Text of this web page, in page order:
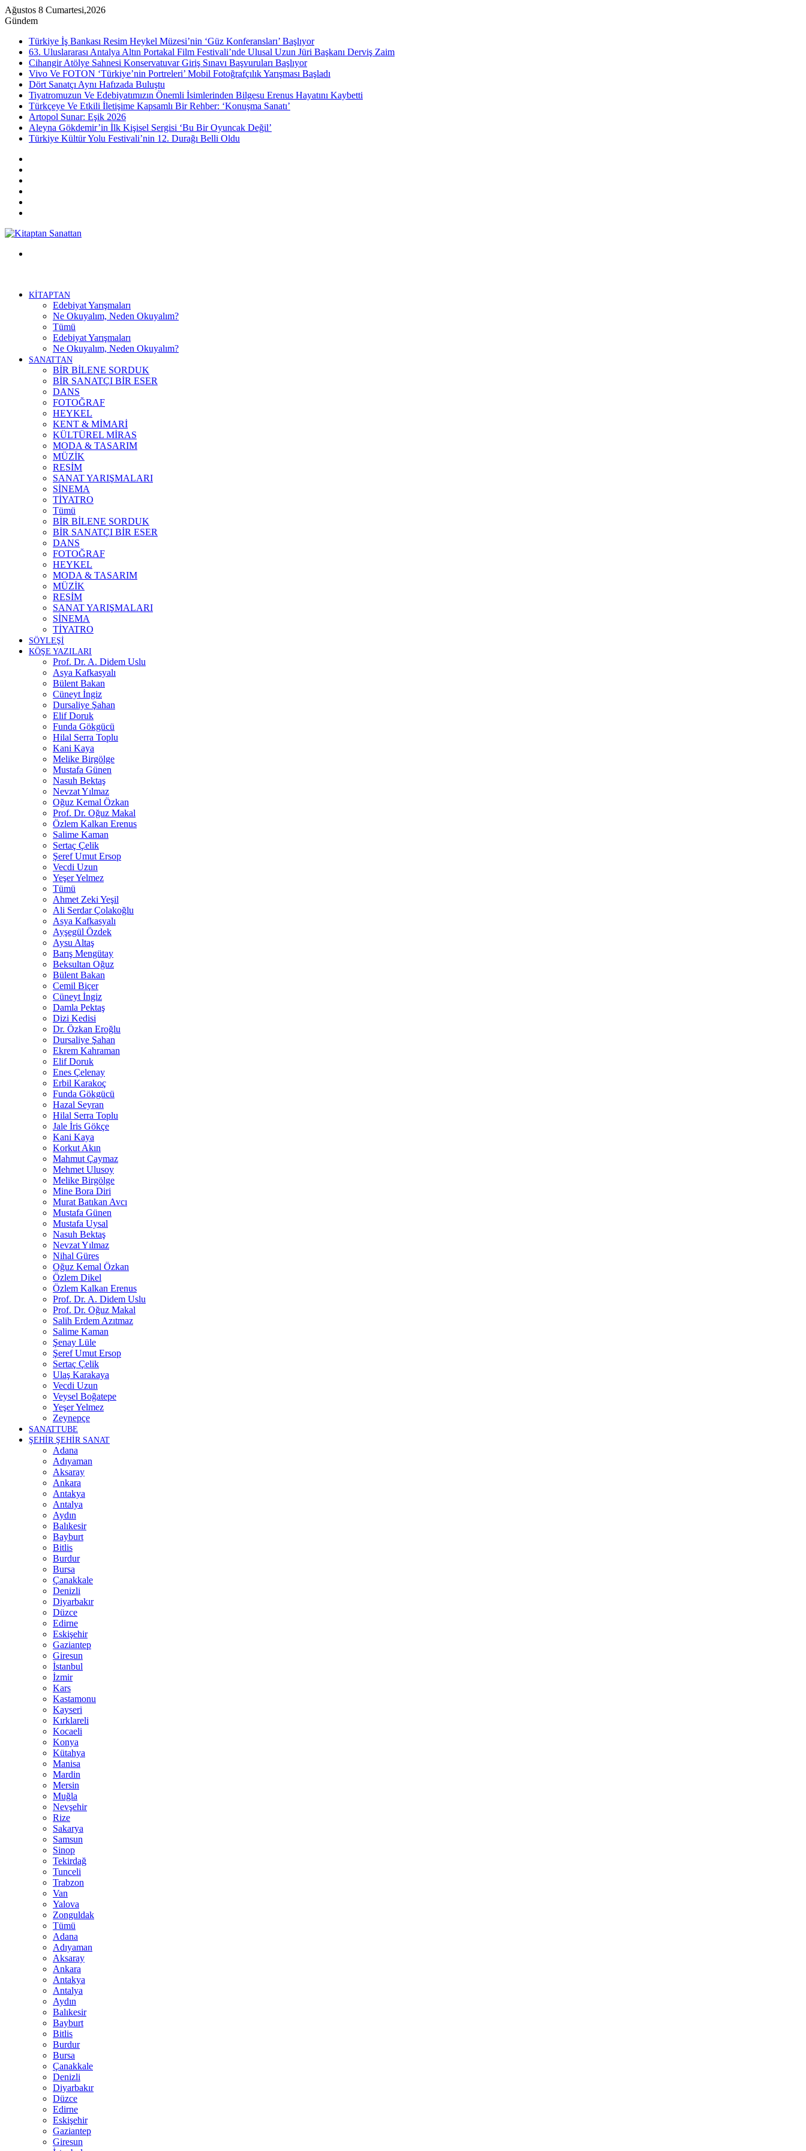
Ağustos 8 Cumartesi,2026
Gündem
Türkiye İş Bankası Resim Heykel Müzesi’nin ‘Güz Konferansları’ Başlıyor
63. Uluslararası Antalya Altın Portakal Film Festivali’nde Ulusal Uzun Jüri Başkanı Derviş Zaim
Cihangir Atölye Sahnesi Konservatuvar Giriş Sınavı Başvuruları Başlıyor
Vivo Ve FOTON ‘Türkiye’nin Portreleri’ Mobil Fotoğrafçılık Yarışması Başladı
Dört Sanatçı Aynı Hafızada Buluştu
Tiyatromuzun Ve Edebiyatımızın Önemli İsimlerinden Bilgesu Erenus Hayatını Kaybetti
Türkçeye Ve Etkili İletişime Kapsamlı Bir Rehber: ‘Konuşma Sanatı’
Artopol Sunar: Eşik 2026
Aleyna Gökdemir’in İlk Kişisel Sergisi ‘Bu Bir Oyuncak Değil’
Türkiye Kültür Yolu Festivali’nin 12. Durağı Belli Oldu
KİTAPTAN
Edebiyat Yarışmaları
Ne Okuyalım, Neden Okuyalım?
Tümü
Edebiyat Yarışmaları
Ne Okuyalım, Neden Okuyalım?
SANATTAN
BİR BİLENE SORDUK
BİR SANATÇI BİR ESER
DANS
FOTOĞRAF
HEYKEL
KENT & MİMARİ
KÜLTÜREL MİRAS
MODA & TASARIM
MÜZİK
RESİM
SANAT YARIŞMALARI
SİNEMA
TİYATRO
Tümü
BİR BİLENE SORDUK
BİR SANATÇI BİR ESER
DANS
FOTOĞRAF
HEYKEL
MODA & TASARIM
MÜZİK
RESİM
SANAT YARIŞMALARI
SİNEMA
TİYATRO
SÖYLEŞİ
KÖŞE YAZILARI
Prof. Dr. A. Didem Uslu
Asya Kafkasyalı
Bülent Bakan
Cüneyt İngiz
Dursaliye Şahan
Elif Doruk
Funda Gökgücü
Hilal Serra Toplu
Kani Kaya
Melike Birgölge
Mustafa Günen
Nasuh Bektaş
Nevzat Yılmaz
Oğuz Kemal Özkan
Prof. Dr. Oğuz Makal
Özlem Kalkan Erenus
Salime Kaman
Sertaç Çelik
Şeref Umut Ersop
Vecdi Uzun
Yeşer Yelmez
Tümü
Ahmet Zeki Yeşil
Ali Serdar Çolakoğlu
Asya Kafkasyalı
Ayşegül Özdek
Aysu Altaş
Barış Mengütay
Beksultan Oğuz
Bülent Bakan
Cemil Biçer
Cüneyt İngiz
Damla Pektaş
Dizi Kedisi
Dr. Özkan Eroğlu
Dursaliye Şahan
Ekrem Kahraman
Elif Doruk
Enes Çelenay
Erbil Karakoç
Funda Gökgücü
Hazal Seyran
Hilal Serra Toplu
Jale İris Gökçe
Kani Kaya
Korkut Akın
Mahmut Çaymaz
Mehmet Ulusoy
Melike Birgölge
Mine Bora Diri
Murat Batıkan Avcı
Mustafa Günen
Mustafa Uysal
Nasuh Bektaş
Nevzat Yılmaz
Nihal Güres
Oğuz Kemal Özkan
Özlem Dikel
Özlem Kalkan Erenus
Prof. Dr. A. Didem Uslu
Prof. Dr. Oğuz Makal
Salih Erdem Azıtmaz
Salime Kaman
Şenay Lüle
Şeref Umut Ersop
Sertaç Çelik
Ulaş Karakaya
Vecdi Uzun
Veysel Boğatepe
Yeşer Yelmez
Zeynepçe
SANATTUBE
ŞEHİR ŞEHİR SANAT
Adana
Adıyaman
Aksaray
Ankara
Antakya
Antalya
Aydın
Balıkesir
Bayburt
Bitlis
Burdur
Bursa
Çanakkale
Denizli
Diyarbakır
Düzce
Edirne
Eskişehir
Gaziantep
Giresun
İstanbul
İzmir
Kars
Kastamonu
Kayseri
Kırklareli
Kocaeli
Konya
Kütahya
Manisa
Mardin
Mersin
Muğla
Nevşehir
Rize
Sakarya
Samsun
Sinop
Tekirdağ
Tunceli
Trabzon
Van
Yalova
Zonguldak
Tümü
Adana
Adıyaman
Aksaray
Ankara
Antakya
Antalya
Aydın
Balıkesir
Bayburt
Bitlis
Burdur
Bursa
Çanakkale
Denizli
Diyarbakır
Düzce
Edirne
Eskişehir
Gaziantep
Giresun